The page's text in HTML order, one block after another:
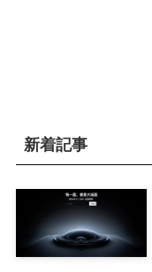
新着記事